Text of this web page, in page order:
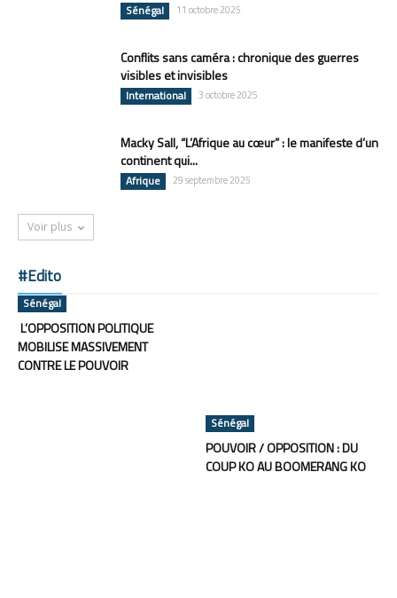
Sénégal 11 octobre 2025
Conflits sans caméra : chronique des guerres
visibles et invisibles
International 3 octobre 2025
Macky Sall, “L’Afrique au cœur” : le manifeste d’un
continent qui...
Afrique 29 septembre 2025
Voir plus
#Edito
Sénégal
L’OPPOSITION POLITIQUE
MOBILISE MASSIVEMENT
CONTRE LE POUVOIR
Sénégal
POUVOIR / OPPOSITION : DU
COUP KO AU BOOMERANG KO